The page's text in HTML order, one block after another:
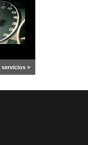
servicios »